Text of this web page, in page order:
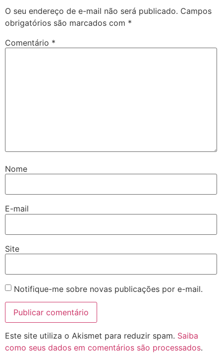
O seu endereço de e-mail não será publicado. Campos
obrigatórios são marcados com *
Comentário *
Nome
E-mail
Site
Notifique-me sobre novas publicações por e-mail.
Este site utiliza o Akismet para reduzir spam. Saiba
como seus dados em comentários são processados.